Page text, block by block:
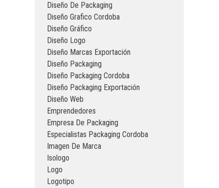
Diseño De Packaging
Diseño Grafico Cordoba
Diseño Gráfico
Diseño Logo
Diseño Marcas Exportación
Diseño Packaging
Diseño Packaging Cordoba
Diseño Packaging Exportación
Diseño Web
Emprendedores
Empresa De Packaging
Especialistas Packaging Cordoba
Imagen De Marca
Isologo
Logo
Logotipo